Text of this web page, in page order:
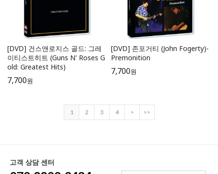
[DVD] 건스앤로지스 골드: 그레
이티스트히트 (Guns N' Roses G
old: Greatest Hits)
7,700원
[DVD] 존포거티 (John Fogerty)-
Premonition
7,700원
1 2 3 4 > >>
고객 상담 센터